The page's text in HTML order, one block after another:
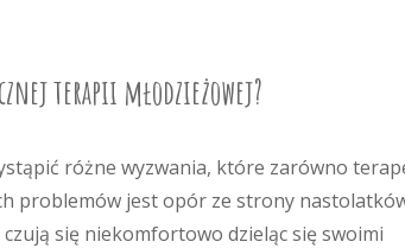
terapii młodzieżowej?
różne wyzwania, które zarówno
problemów jest opór ze strony
się niekomfortowo dzieląc się swoimi